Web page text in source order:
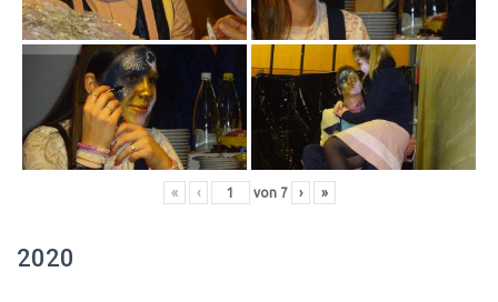
« ‹ von 7 › »
2020